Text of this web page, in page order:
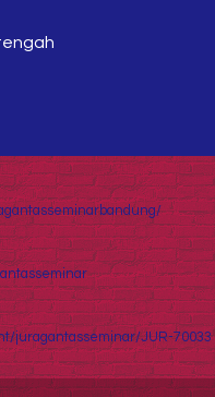
juragantasseminar/JUR-70033